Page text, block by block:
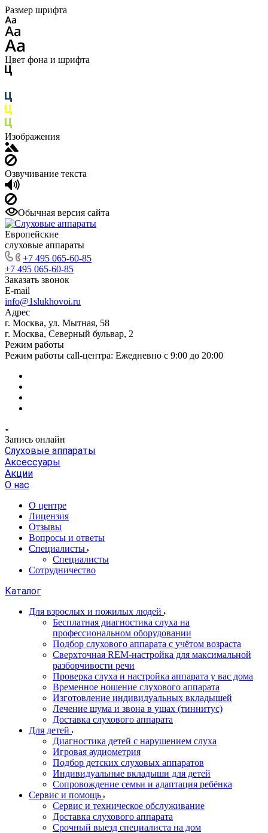
Размер шрифта
Цвет фона и шрифта
Изображения
Озвучивание текста
Обычная версия сайта
Европейские
слуховые аппараты
+7 495 065-60-85
+7 495 065-60-85
Заказать звонок
E-mail
info@1slukhovoi.ru
Адрес
г. Москва, ул. Мытная, 58
г. Москва, Северный бульвар, 2
Режим работы
Режим работы call-центра: Ежедневно с 9:00 до 20:00
Запись онлайн
Слуховые аппараты
Аксессуары
Акции
О нас
О центре
Лицензия
Отзывы
Вопросы и ответы
Специалисты
Специалисты
Сотрудничество
Каталог
Для взрослых и пожилых людей
Бесплатная диагностика слуха на
профессиональном оборудовании
Подбор слухового аппарата с учётом возраста
Сверхточная REM-настройка для максимальной
разборчивости речи
Проверка слуха и настройка аппарата у вас дома
Временное ношение слухового аппарата
Изготовление индивидуальных вкладышей
Лечение шума и звона в ушах (тиннитус)
Доставка слухового аппарата
Для детей
Диагностика детей с нарушением слуха
Игровая аудиометрия
Подбор детских слуховых аппаратов
Индивидуальные вкладыши для детей
Сопровождение семьи и адаптация ребёнка
Сервис и помощь
Сервис и техническое обслуживание
Доставка слухового аппарата
Срочный выезд специалиста на дом